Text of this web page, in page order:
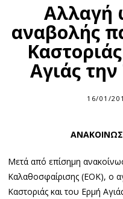
Αλλαγή
αναβολής
Αγιάς
16/01/
Μετά από επίσημη
Καλαθοσφαίρισης (ΕΟΚ), ο
Καστοριάς και του Ερμή